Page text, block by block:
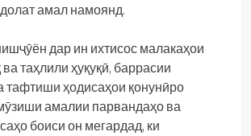
амал намоянд.
дар ин ихтисос малакаҳои
таҳлили ҳуқуқӣ, баррасии
тафтиши ҳодисаҳои қонунӣро
амалии парвандаҳо ва
боиси он мегардад, ки